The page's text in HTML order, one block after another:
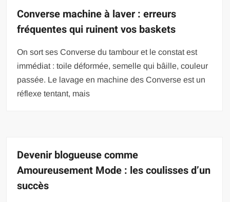
Converse machine à laver : erreurs
fréquentes qui ruinent vos baskets
On sort ses Converse du tambour et le constat est
immédiat : toile déformée, semelle qui bâille, couleur
passée. Le lavage en machine des Converse est un
réflexe tentant, mais
Devenir blogueuse comme
Amoureusement Mode : les coulisses d’un
succès